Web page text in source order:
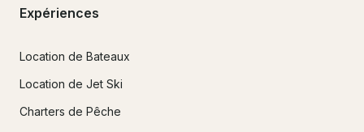
Expériences
Location de Bateaux
Location de Jet Ski
Charters de Pêche